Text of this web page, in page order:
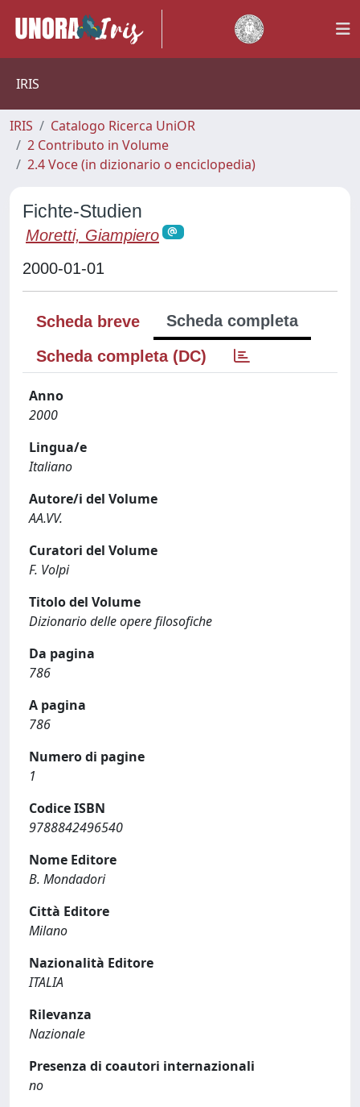
IRIS
IRIS
Catalogo Ricerca UniOR
2 Contributo in Volume
2.4 Voce (in dizionario o enciclopedia)
Fichte-Studien
Moretti, Giampiero
2000-01-01
Scheda breve
Scheda completa
Scheda completa (DC)
Anno
2000
Lingua/e
Italiano
Autore/i del Volume
AA.VV.
Curatori del Volume
F. Volpi
Titolo del Volume
Dizionario delle opere filosofiche
Da pagina
786
A pagina
786
Numero di pagine
1
Codice ISBN
9788842496540
Nome Editore
B. Mondadori
Città Editore
Milano
Nazionalità Editore
ITALIA
Rilevanza
Nazionale
Presenza di coautori internazionali
no